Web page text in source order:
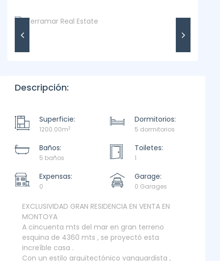
Descripción:
Superficie:
1200.00m2
Dormitorios:
5 dormitorios
Baños:
5 baños
Toiletes:
1
Expensas:
0
Garage:
0 Garages
EXCLUSIVIDAD GRAN RESIDENCIA EN VENTA EN
MONTOYA
A cincuenta mts del mar en gran terreno
esquina de 4360 mts , se proyectó esta
increíble casa .
Con un estilo arquitectónico vanguardista ,